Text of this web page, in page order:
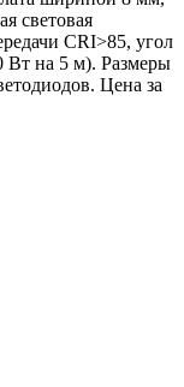
световая
CRI>85, угол
Вт на 5 м). Размеры
Цена за